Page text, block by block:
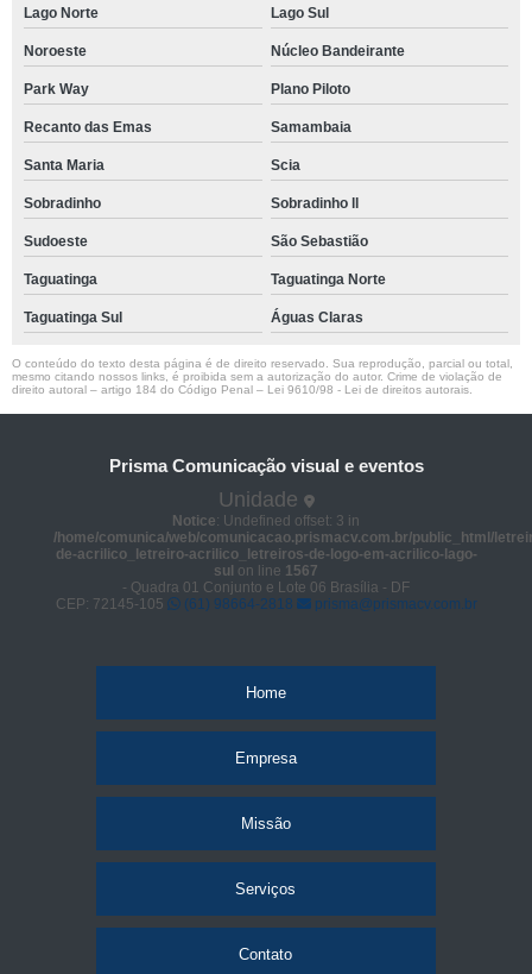
Lago Norte Lago Sul
Noroeste Núcleo Bandeirante
Park Way Plano Piloto
Recanto das Emas Samambaia
Santa Maria Scia
Sobradinho Sobradinho ll
Sudoeste São Sebastião
Taguatinga Taguatinga Norte
Taguatinga Sul Águas Claras
O conteúdo do texto desta página é de direito reservado. Sua reprodução, parcial ou total,
mesmo citando nossos links, é proibida sem a autorização do autor. Crime de violação de
direito autoral – artigo 184 do Código Penal – Lei 9610/98 - Lei de direitos autorais
Prisma Comunicação visual e eventos
Unidade
Notice: Undefined offset: 3 in
/home/comunica/web/comunicacao.prismacv.com.br/public_html/
de-acrilico_letreiro-acrilico_letreiros-de-logo-em-acrilico-lago-
sul on line 1567
- Quadra 01 Conjunto e Lote 06 Brasília - DF
CEP: 72145-105
(61) 98664-2818 prisma@prismacv.com.br
Home
Empresa
Missão
Serviços
Contato